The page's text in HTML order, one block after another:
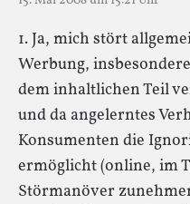
1. Ja, mich stört
Werbung,
dem inhaltlichen Teil
und da angelerntes
Konsumenten die
ermöglicht (online, im
Störmanöver